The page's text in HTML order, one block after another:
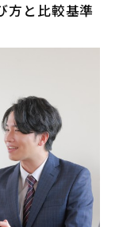
方と比較基準